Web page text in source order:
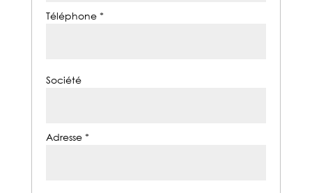
Téléphone *
Société
Adresse *